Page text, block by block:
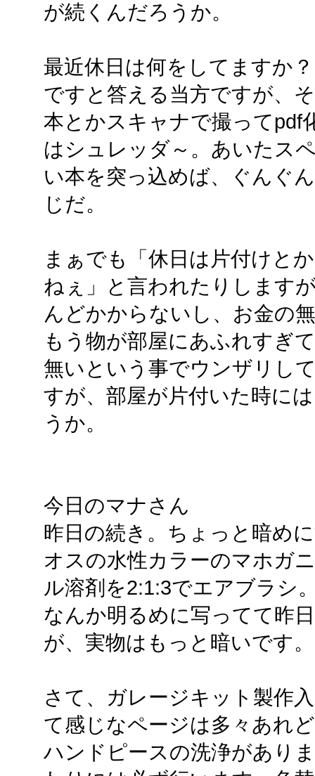
が続くんだろうか。
最近休日は何をしてますか
ですと答える当方ですが、
本とかスキャナで撮ってpdf
はシュレッダ～。あいたス
い本を突っ込めば、ぐんぐ
じだ。
まぁでも「休日は片付けと
ねぇ」と言われたりします
んどかからないし、お金の
もう物が部屋にあふれすぎ
無いという事でウンザリし
すが、部屋が片付いた時に
うか。
今日のマナさん
昨日の続き。ちょっと暗め
オスの水性カラーのマホガ
ル溶剤を2:1:3でエアブラシ
なんか明るめに写ってて昨
が、実物はもっと暗いです。
さて、ガレージキット製作
て感じなページは多々あれ
ハンドピースの洗浄があり